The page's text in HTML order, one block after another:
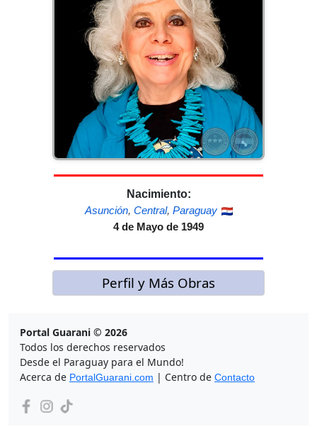
Nacimiento:
Asunción, Central, Paraguay
4 de Mayo de 1949
Perfil y Más Obras
Portal Guarani © 2026
Todos los derechos reservados
Desde el Paraguay para el Mundo!
Acerca de PortalGuarani.com | Centro de Contacto